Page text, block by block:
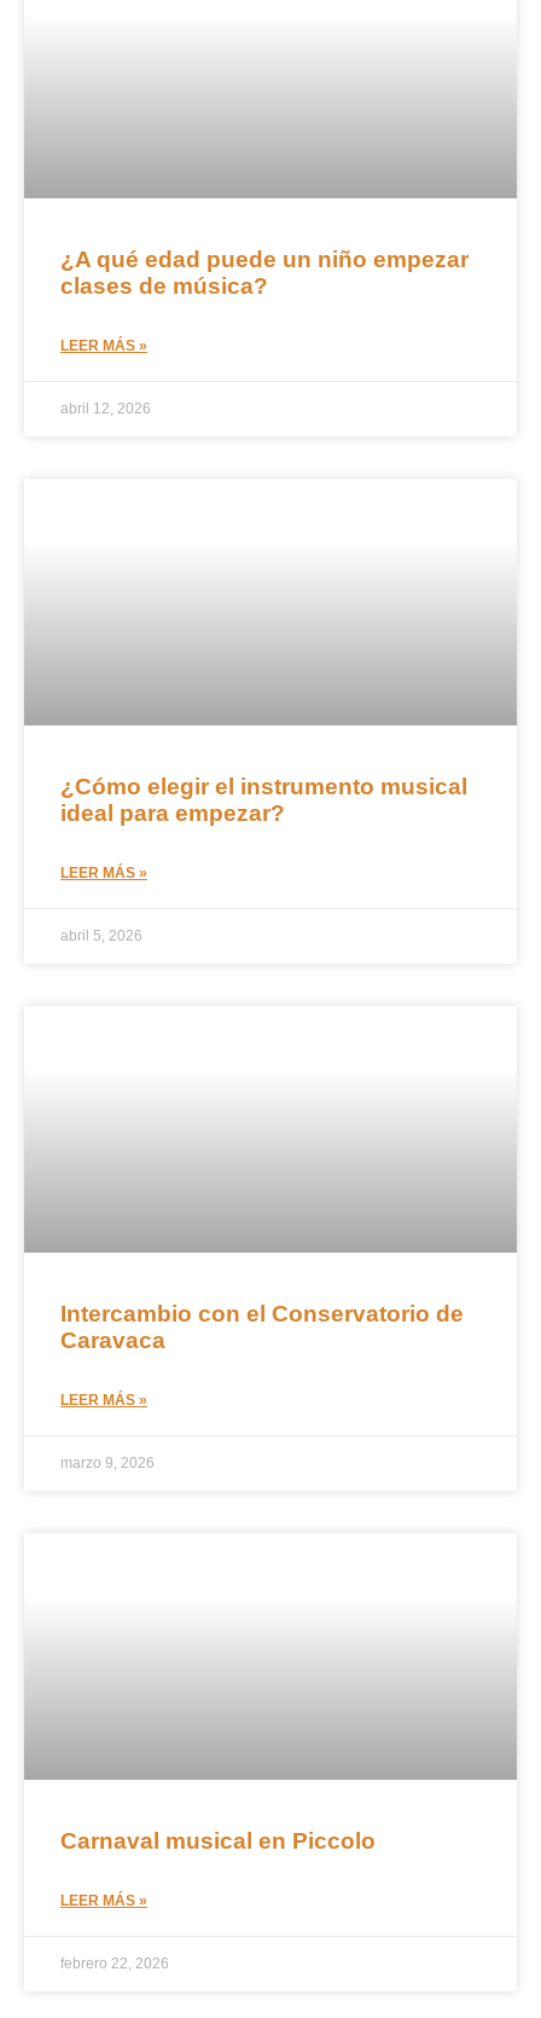
¿A qué edad puede un niño empezar
clases de música?
LEER MÁS »
abril 12, 2026
¿Cómo elegir el instrumento musical
ideal para empezar?
LEER MÁS »
abril 5, 2026
Intercambio con el Conservatorio de
Caravaca
LEER MÁS »
marzo 9, 2026
Carnaval musical en Piccolo
LEER MÁS »
febrero 22, 2026